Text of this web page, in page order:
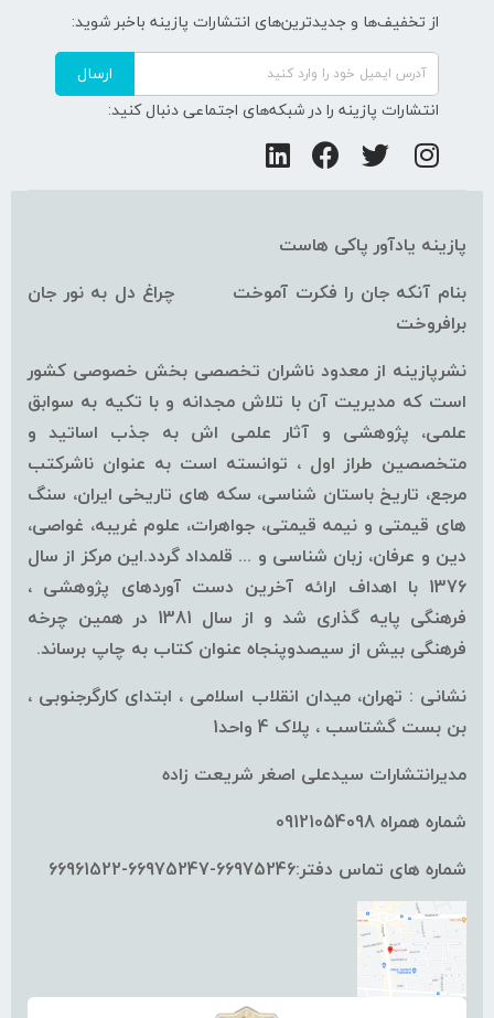
از تخفیف‌ها و جدیدترین‌های انتشارات پازینه باخبر شوید:
ارسال
انتشارات پازینه را در شبکه‌های اجتماعی دنبال کنید:
پازینه یادآور پاکی هاست
بنام آنکه جان را فکرت آموخت چراغ دل به نور جان
برافروخت
نشرپازینه از معدود ناشران تخصصی بخش خصوصی کشور
است که مدیریت آن با تلاش مجدانه و با تکیه به سوابق
علمی، پژوهشی و آثار علمی اش به جذب اساتید و
متخصصین طراز اول ، توانسته است به عنوان ناشرکتب
مرجع، تاریخ باستان شناسی، سکه های تاریخی ایران، سنگ
های قیمتی و نیمه قیمتی، جواهرات، علوم غریبه، غواصی،
دین و عرفان، زبان شناسی و ... قلمداد گردد.این مرکز از سال
1376 با اهداف ارائه آخرین دست آوردهای پژوهشی ،
فرهنگی پایه گذاری شد و از سال 1381 در همین چرخه
فرهنگی بیش از سیصدوپنجاه عنوان کتاب به چاپ برساند.
نشانی : تهران، میدان انقلاب اسلامی ، ابتدای کارگرجنوبی ،
بن بست گشتاسب ، پلاک 4 واحد1
مدیرانتشارات سیدعلی اصغر شریعت زاده
شماره همراه 09121054098
شماره های تماس دفتر:66975246-66975247-66961522